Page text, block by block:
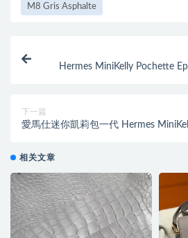
M8 Gris Asphalte
Hermes MiniKelly Pochette
下一篇
愛馬仕迷你凱莉包一代 Hermes
相关文章